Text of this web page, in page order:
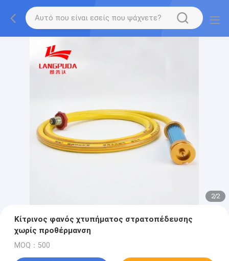
2/2
Κίτρινος φανός χτυπήματος στρατοπέδευσης
χωρίς προθέρμανση
MOQ：500